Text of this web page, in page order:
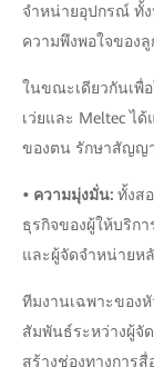
จำหน่ายอุปกรณ์ ทั้ง
ความพึงพอใจของลู
ในขณะเดียวกันเพื่
เว่ยและ Meltec ไ
ของตน รักษาสัญญ
• ความมุ่งมั่น: ทั้งส
ธุรกิจของผู้ให้บริก
และผู้จัดจำหน่ายห
ทีมงานเฉพาะของ
สัมพันธ์ระหว่างผู้จั
สร้างช่องทางการ